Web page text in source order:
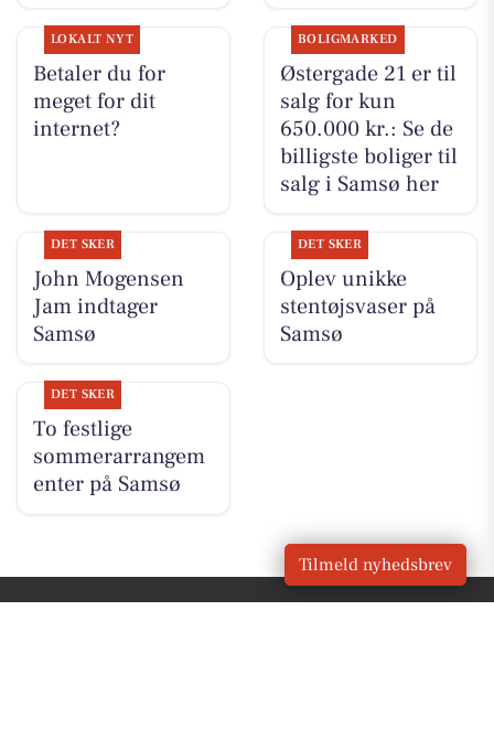
LOKALT NYT
Betaler du for
meget for dit
internet?
BOLIGMARKED
Østergade 21 er til
salg for kun
650.000 kr.: Se de
billigste boliger til
salg i Samsø her
DET SKER
John Mogensen
Jam indtager
Samsø
DET SKER
Oplev unikke
stentøjsvaser på
Samsø
DET SKER
To festlige
sommerarrangem
enter på Samsø
Tilmeld nyhedsbrev